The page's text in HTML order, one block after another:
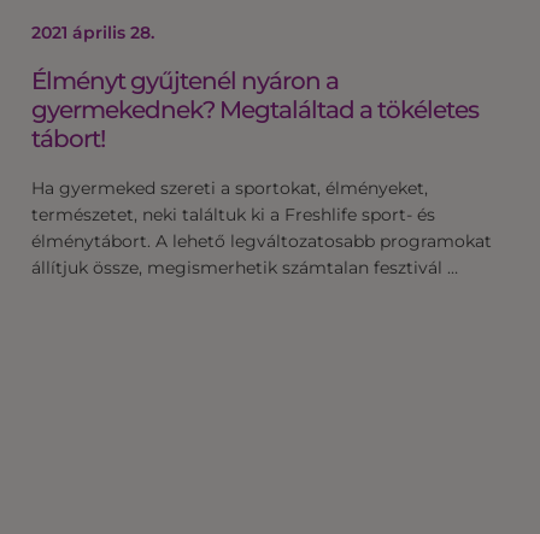
2021 április 28.
Élményt gyűjtenél nyáron a
gyermekednek? Megtaláltad a tökéletes
tábort!
Ha gyermeked szereti a sportokat, élményeket,
természetet, neki találtuk ki a Freshlife sport- és
élménytábort. A lehető legváltozatosabb programokat
állítjuk össze, megismerhetik számtalan fesztivál …